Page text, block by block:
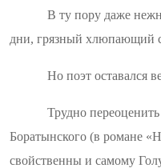
В ту пору даже
дни, грязный хлюпающий
Но поэт оставался
Трудно
Боратынского (в романе
свойственны и самому